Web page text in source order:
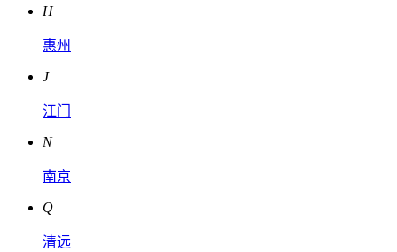
H
惠州
J
江门
N
南京
Q
清远